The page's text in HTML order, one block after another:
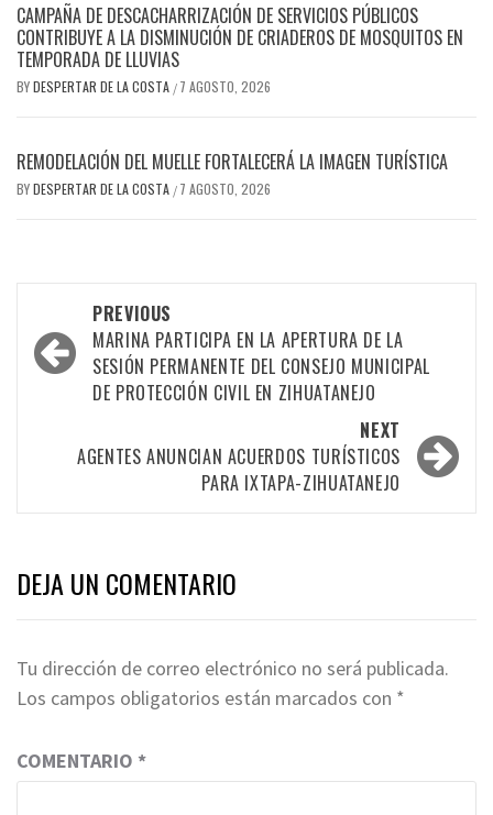
CAMPAÑA DE DESCACHARRIZACIÓN DE SERVICIOS PÚBLICOS
CONTRIBUYE A LA DISMINUCIÓN DE CRIADEROS DE MOSQUITOS EN
TEMPORADA DE LLUVIAS
BYDESPERTAR DE LA COSTA / 7 AGOSTO, 2026
REMODELACIÓN DEL MUELLE FORTALECERÁ LA IMAGEN TURÍSTICA
BYDESPERTAR DE LA COSTA / 7 AGOSTO, 2026
navigation
PREVIOUS
MARINA PARTICIPA EN LA APERTURA DE LA
SESIÓN PERMANENTE DEL CONSEJO MUNICIPAL
DE PROTECCIÓN CIVIL EN ZIHUATANEJO
NEXT
AGENTES ANUNCIAN ACUERDOS TURÍSTICOS
PARA IXTAPA-ZIHUATANEJO
DEJA UN COMENTARIO
Tu dirección de correo electrónico no será publicada.
Los campos obligatorios están marcados con *
COMENTARIO *